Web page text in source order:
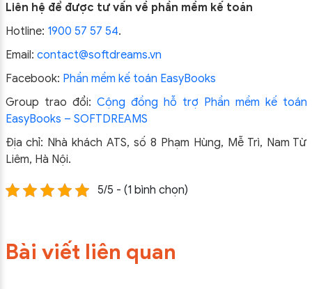
Liên hệ để được tư vấn về phần mềm kế toán
Hotline: 1900 57 57 54.
Email: contact@softdreams.vn
Facebook: Phần mềm kế toán EasyBooks
Group trao đổi: Cộng đồng hỗ trợ Phần mềm kế toán
EasyBooks – SOFTDREAMS
Địa chỉ: Nhà khách ATS, số 8 Phạm Hùng, Mễ Trì, Nam Từ
Liêm, Hà Nội.
5/5 - (1 bình chọn)
Bài viết liên quan